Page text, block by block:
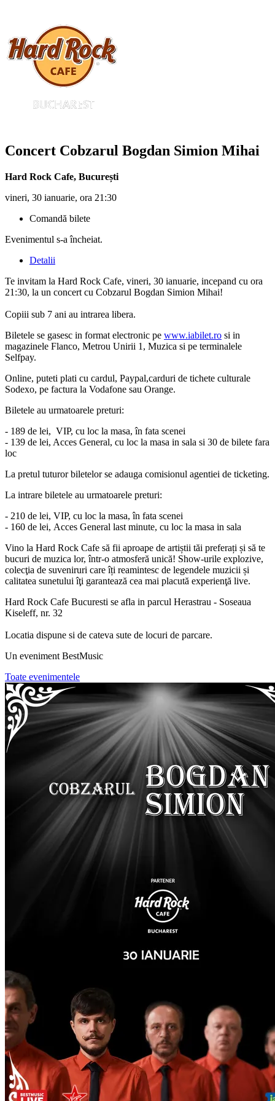
Concert Cobzarul Bogdan Simion Mihai
Hard Rock Cafe, București
vineri, 30 ianuarie, ora 21:30
Comandă bilete
Evenimentul s-a încheiat.
Detalii
Te invitam la Hard Rock Cafe, vineri, 30 ianuarie, incepand cu ora
21:30, la un concert cu Cobzarul Bogdan Simion Mihai!
Copiii sub 7 ani au intrarea libera.
Biletele se gasesc in format electronic pe www.iabilet.ro si in
magazinele Flanco, Metrou Unirii 1, Muzica si pe terminalele
Selfpay.
Online, puteti plati cu cardul, Paypal,carduri de tichete culturale
Sodexo, pe factura la Vodafone sau Orange.
Biletele au urmatoarele preturi:
- 189 de lei, VIP, cu loc la masa, în fata scenei
- 139 de lei, Acces General, cu loc la masa in sala si 30 de bilete fara
loc
La pretul tuturor biletelor se adauga comisionul agentiei de ticketing.
La intrare biletele au urmatoarele preturi:
- 210 de lei, VIP, cu loc la masa, în fata scenei
- 160 de lei, Acces General last minute, cu loc la masa in sala
Vino la Hard Rock Cafe să fii aproape de artiștii tăi preferați și să te
bucuri de muzica lor, într-o atmosferă unică! Show-urile explozive,
colecţia de suveniruri care îți reamintesc de legendele muzicii și
calitatea sunetului îţi garantează cea mai placută experienţă live.
Hard Rock Cafe Bucuresti se afla in parcul Herastrau - Soseaua
Kiseleff, nr. 32
Locatia dispune si de cateva sute de locuri de parcare.
Un eveniment BestMusic
Toate evenimentele